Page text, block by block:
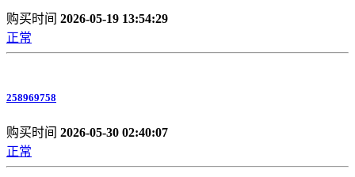
购买时间 2026-05-19 13:54:29
正常
258969758
购买时间 2026-05-30 02:40:07
正常